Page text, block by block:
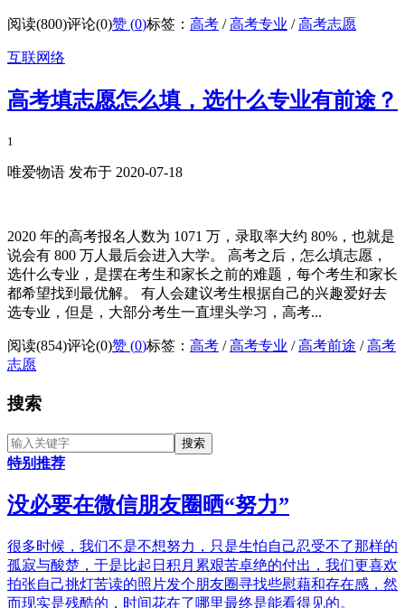
阅读(800)评论(0)赞 (0)标签： 高考 /高考专业 /高考志愿
互联网络
高考填志愿怎么填，选什么专业有前途？
1
唯爱物语 发布于 2020-07-18
2020 年的高考报名人数为 1071 万，录取率大约 80%，也就是
说会有 800 万人最后会进入大学。 高考之后，怎么填志愿，
选什么专业，是摆在考生和家长之前的难题，每个考生和家长
都希望找到最优解。 有人会建议考生根据自己的兴趣爱好去
选专业，但是，大部分考生一直埋头学习，高考...
阅读(854)评论(0)赞 (0)标签： 高考 /高考专业 /高考前途 /高考
志愿
搜索
特别推荐
没必要在微信朋友圈晒“努力”
很多时候，我们不是不想努力，只是生怕自己忍受不了那样的
孤寂与酸楚，于是比起日积月累艰苦卓绝的付出，我们更喜欢
拍张自己挑灯苦读的照片发个朋友圈寻找些慰藉和存在感，然
而现实是残酷的，时间花在了哪里最终是能看得见的。